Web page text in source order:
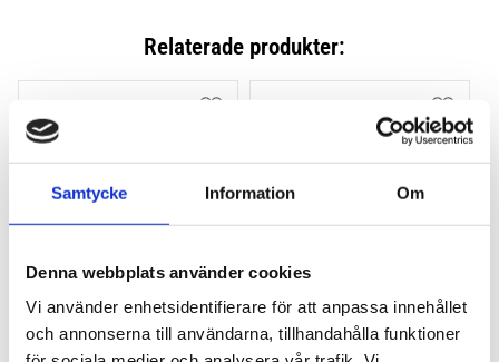
Samtycke Information Om
Denna webbplats använder cookies
Vi använder enhetsidentifierare för att anpassa innehållet
och annonserna till användarna, tillhandahålla funktioner
Relaterade produkter:
THULE FLUSH RAIL EVO
4-PACK 710600
THULE FLUSH RAIL
EDGE FOTSATS 4-PACK
Lägg